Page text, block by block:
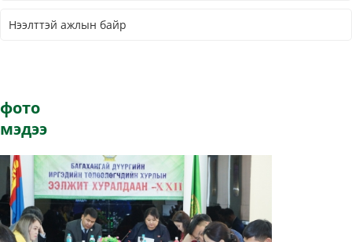
Нээлттэй ажлын байр
фото
мэдээ